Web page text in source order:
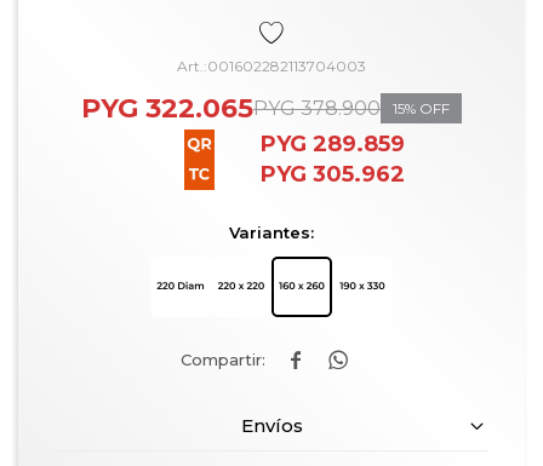
001602282113704003
PYG 322.065PYG 378.900 15
PYG 289.859
PYG 305.962
Variantes:
 
Envíos